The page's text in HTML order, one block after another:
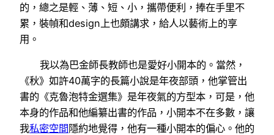
的，總之是輕、薄、短、小，攜帶便利，捧在手里不
累，裝幀和design上也頗講求，給人以藝術上的享
用。
我以為巴金師長教師也是愛好小開本的。當然，
《秋》如許40萬字的長篇小說是年夜部頭，他掌管出
書的《克魯泡特金選集》是年夜氣的方型本，可是，他
本身的作品和他編纂出書的作品，小開本不在多數，讓
我私密空間隱約地覺得，他有一種小開本的偏心。他的